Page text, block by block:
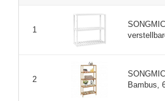
1
2
Bambus,